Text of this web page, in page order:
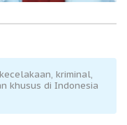
kriminal,
khusus di Indonesia